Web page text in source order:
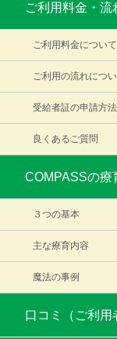
ご利用料金・流
ご利用料金について
ご利用の流れにつ
受給者証の申請方法
良くあるご質問
COMPASSの療
３つの基本
主な療育内容
魔法の事例
口コミ（ご利用